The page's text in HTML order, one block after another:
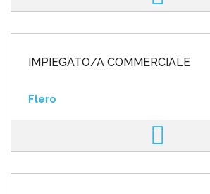
IMPIEGATO/A COMMERCIALE
Flero